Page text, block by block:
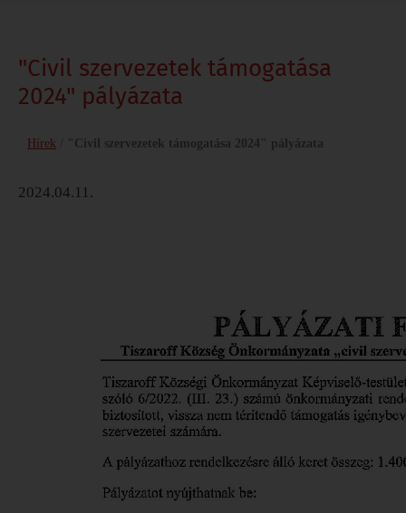
"Civil szervezetek támogatása
2024" pályázata
Hírek "Civil szervezetek támogatása 2024" pályázata
2024.04.11.